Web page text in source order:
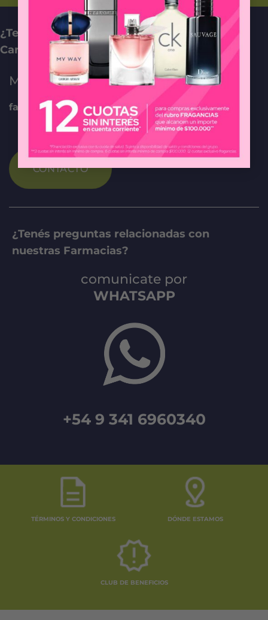
¿Tenés preguntas relacionadas con nuestro
Carrito Online? ¡Comunicate con nosotros!
MAIL DE CONTACTO
farmaciaonline@federada.com
CONTACTO
¿Tenés preguntas relacionadas con
nuestras Farmacias?
comunicate por
WHATSAPP
+54 9 341 6960340
TÉRMINOS Y CONDICIONES DÓNDE ESTAMOS
CLUB DE BENEFICIOS